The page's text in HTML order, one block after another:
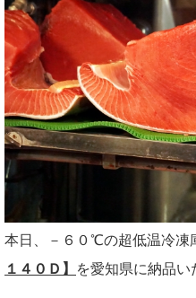
本日、－６０℃の超低温冷凍
１４０Ｄ】
を愛知県に納品い